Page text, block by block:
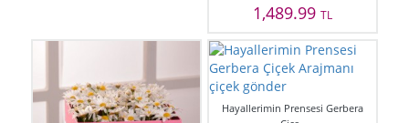
1,489.99 TL
Hayallerimin Prensesi Gerbera